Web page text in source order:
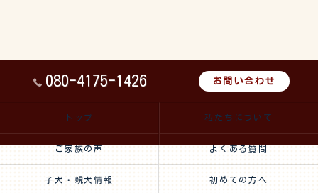
080-4175-1426 お問い合わせ
トップ 私たちについて
ご家族の声 よくある質問
子犬・親犬情報 初めての方へ